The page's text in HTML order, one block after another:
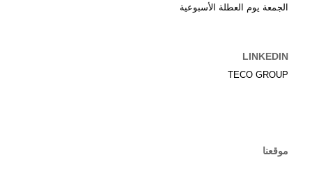
الجمعة يوم العطلة الأسبوعية
LINKEDIN
TECO GROUP
موقعنا